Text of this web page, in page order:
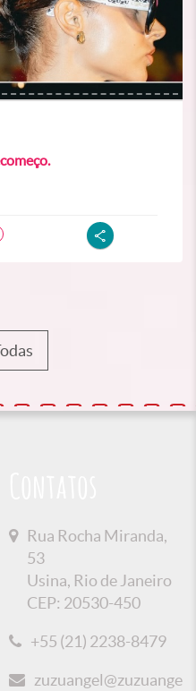
Rua Rocha Miranda,
53
Usina, Rio de Janeiro
CEP: 20530-450
+55 (21) 2238-8479